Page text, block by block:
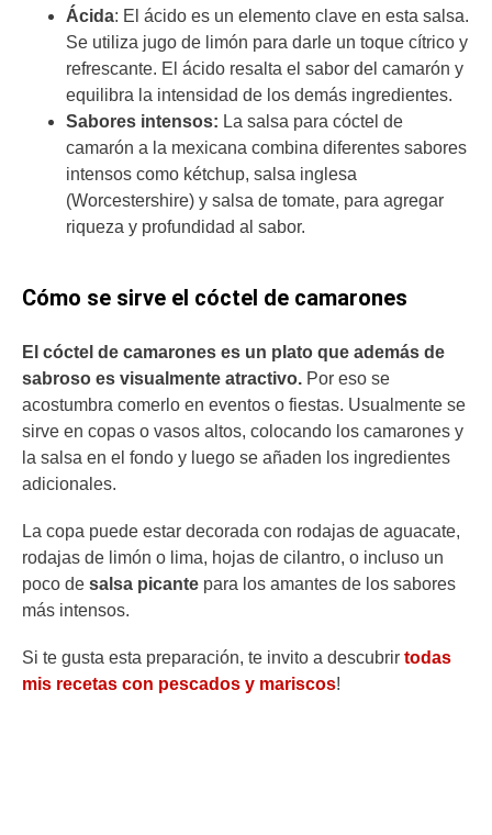
Ácida: El ácido es un elemento clave en esta salsa.
Se utiliza jugo de limón para darle un toque cítrico y
refrescante. El ácido resalta el sabor del camarón y
equilibra la intensidad de los demás ingredientes.
Sabores intensos: La salsa para cóctel de
camarón a la mexicana combina diferentes sabores
intensos como kétchup, salsa inglesa
(Worcestershire) y salsa de tomate, para agregar
riqueza y profundidad al sabor.
Cómo se sirve el cóctel de camarones
El cóctel de camarones es un plato que además de
sabroso es visualmente atractivo. Por eso se
acostumbra comerlo en eventos o fiestas. Usualmente se
sirve en copas o vasos altos, colocando los camarones y
la salsa en el fondo y luego se añaden los ingredientes
adicionales.
La copa puede estar decorada con rodajas de aguacate,
rodajas de limón o lima, hojas de cilantro, o incluso un
poco de salsa picante para los amantes de los sabores
más intensos.
Si te gusta esta preparación, te invito a descubrir todas
mis recetas con pescados y mariscos!